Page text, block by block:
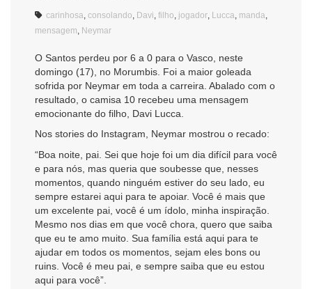
carinhosa consolando Davi filho jogador Lucca manda
mensagem Neymar
O Santos perdeu por 6 a 0 para o Vasco, neste
domingo (17), no Morumbis. Foi a maior goleada
sofrida por Neymar em toda a carreira. Abalado com o
resultado, o camisa 10 recebeu uma mensagem
emocionante do filho, Davi Lucca.
Nos stories do Instagram, Neymar mostrou o recado:
“Boa noite, pai. Sei que hoje foi um dia difícil para você
e para nós, mas queria que soubesse que, nesses
momentos, quando ninguém estiver do seu lado, eu
sempre estarei aqui para te apoiar. Você é mais que
um excelente pai, você é um ídolo, minha inspiração.
Mesmo nos dias em que você chora, quero que saiba
que eu te amo muito. Sua família está aqui para te
ajudar em todos os momentos, sejam eles bons ou
ruins. Você é meu pai, e sempre saiba que eu estou
aqui para você”.